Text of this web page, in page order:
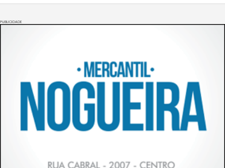
PUBLICIDADE